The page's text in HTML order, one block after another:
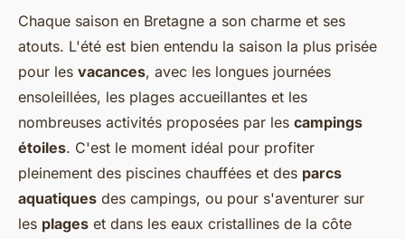
Chaque saison en Bretagne a son charme et ses
atouts. L'été est bien entendu la saison la plus prisée
pour les vacances, avec les longues journées
ensoleillées, les plages accueillantes et les
nombreuses activités proposées par les campings
étoiles. C'est le moment idéal pour profiter
pleinement des piscines chauffées et des parcs
aquatiques des campings, ou pour s'aventurer sur
les plages et dans les eaux cristallines de la côte